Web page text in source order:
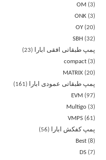
OM
3
ONK 3
OY 20
SBH
32
پمپ طبقاتی افقی ابارا
23
compact 3
MATRIX 20
پمپ طبقاتی عمودی ابارا
161
EVM
97
Multigo 3
VMPS 61
پمپ کفکش ابارا
56
Best 8
DS 7